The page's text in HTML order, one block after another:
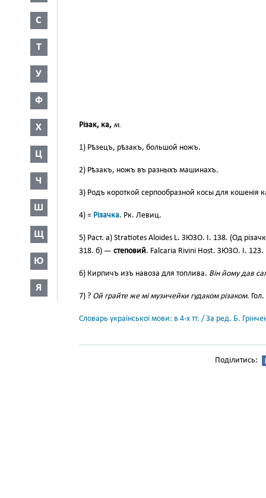
С
Т
У
Ф
Х
Ц
Ч
Ш
Щ
Ю
Я
Різак, ка, м.
1) Рѣзецъ, рѣзакъ, большой ножъ.
2) Рѣзакъ, ножъ въ разныхъ машинахъ.
3) Родъ короткой серпообразной косы для
4) = Різачка. Рк. Левиц.
5) Раст. a) Stratiotes Aloides L. ЗЮЗО. I. 138. (Од
318. б) — степовий. Falcaria Rivini Host. ЗЮЗО. І. 123.
6) Кирпичъ изъ навоза для топлива. Він йому дав
7) ? Ой грайте же мі музичейки гудаком різаком.
Словарь української мови: в 4-х тт. / За ред. Б.
Поділитись: